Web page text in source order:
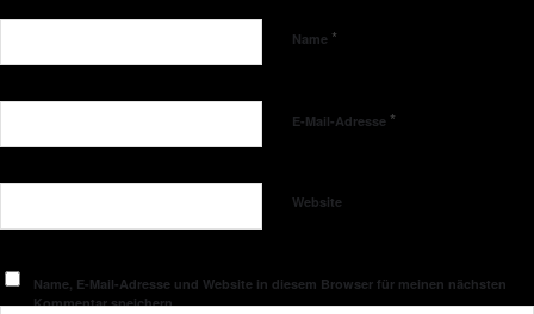
Name *
E-Mail-Adresse *
Website
Name, E-Mail-Adresse und Website in diesem Browser für meinen nächsten
Kommentar speichern.